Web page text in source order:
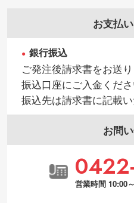
お支払
銀行振込
ご発注後請求書をお送
振込口座にご入金くださ
振込先は請求書に記載い
お問
営業時間 10:00